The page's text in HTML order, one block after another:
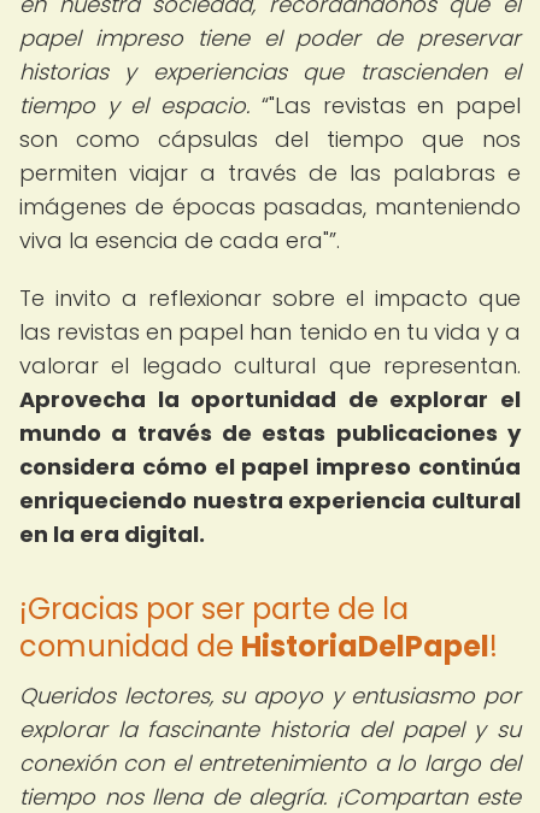
papel impreso tiene el poder de preservar
historias y experiencias que trascienden el
tiempo y el espacio.
"Las revistas en papel
son como cápsulas del tiempo que nos
permiten viajar a través de las palabras e
imágenes de épocas pasadas, manteniendo
viva la esencia de cada era" .
Te invito a reflexionar sobre el impacto que
las revistas en papel han tenido en tu vida y a
valorar el legado cultural que representan.
Aprovecha la oportunidad de explorar el
mundo a través de estas publicaciones y
considera cómo el papel impreso continúa
enriqueciendo nuestra experiencia cultural
en la era digital.
¡Gracias por ser parte de la
comunidad de HistoriaDelPapel!
Queridos lectores, su apoyo y entusiasmo por
explorar la fascinante historia del papel y su
conexión con el entretenimiento a lo largo del
tiempo nos llena de alegría. ¡Compartan este